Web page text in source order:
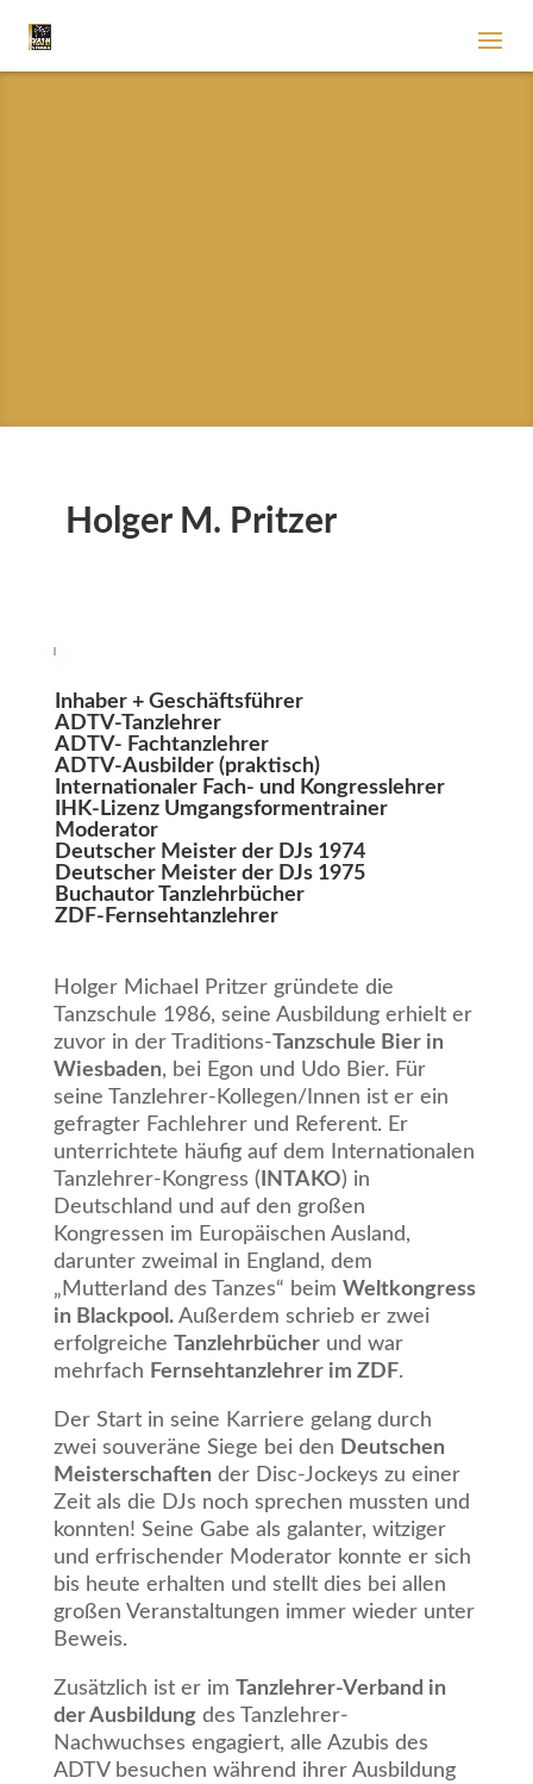
Holger M. Pritzer
Inhaber + Geschäftsführer
ADTV-Tanzlehrer
ADTV- Fachtanzlehrer
ADTV-Ausbilder (praktisch)
Internationaler Fach- und Kongresslehrer
IHK-Lizenz Umgangsformentrainer
Moderator
Deutscher Meister der DJs 1974
Deutscher Meister der DJs 1975
Buchautor Tanzlehrbücher
ZDF-Fernsehtanzlehrer
Holger Michael Pritzer gründete die
Tanzschule 1986, seine Ausbildung erhielt er
zuvor in der Traditions-Tanzschule Bier in
Wiesbaden, bei Egon und Udo Bier. Für
seine Tanzlehrer-Kollegen/Innen ist er ein
gefragter Fachlehrer und Referent. Er
unterrichtete häufig auf dem Internationalen
Tanzlehrer-Kongress ( INTAKO) in
Deutschland und auf den großen
Kongressen im Europäischen Ausland,
darunter zweimal in England, dem
„Mutterland des Tanzes“ beim Weltkongress
in Blackpool.Außerdem schrieb er zwei
erfolgreiche Tanzlehrbücherund war
mehrfach Fernsehtanzlehrer im ZDF.
Der Start in seine Karriere gelang durch
zwei souveräne Siege bei den Deutschen
Meisterschaften der Disc-Jockeys zu einer
Zeit als die DJs noch sprechen mussten und
konnten! Seine Gabe als galanter, witziger
und erfrischender Moderator konnte er sich
bis heute erhalten und stellt dies bei allen
großen Veranstaltungen immer wieder unter
Beweis.
Zusätzlich ist er im Tanzlehrer-Verband in
der Ausbildungdes Tanzlehrer-
Nachwuchses engagiert, alle Azubis des
ADTV besuchen während ihrer Ausbildung